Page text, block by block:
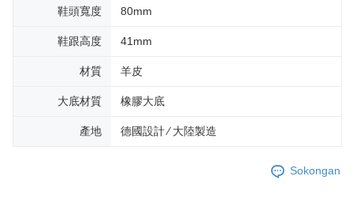
鞋頭寬度 80mm
鞋跟高度 41mm
材質 羊皮
大底材質 橡膠大底
產地 德國設計 ∕ 大陸製造
Sokongan